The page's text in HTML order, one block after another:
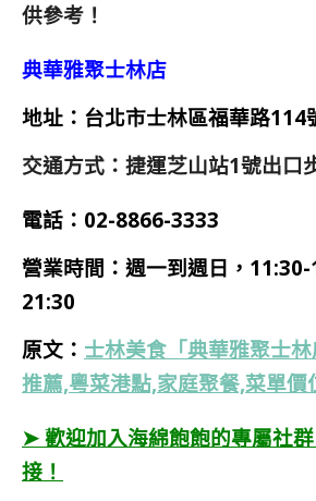
供參考！
典華雅聚士林店
地址：台北市士林區福華路114
交通方式：捷運芝山站1號出口
電話：02-8866-3333
營業時間： 週一到週日，
21:30
原文： 士林美食「典華雅聚士
推薦,粵菜港點,家庭聚餐,菜單價
➤ 歡迎加入海綿飽飽的專屬社
接！